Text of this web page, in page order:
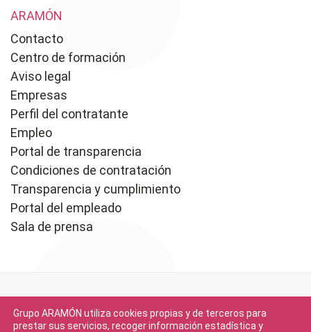
ARAMÓN
Contacto
Centro de formación
Aviso legal
Empresas
Perfil del contratante
Empleo
Portal de transparencia
Condiciones de contratación
Transparencia y cumplimiento
Portal del empleado
Sala de prensa
Grupo ARAMÓN utiliza cookies propias y de terceros para
prestar sus servicios, recoger información estadística y